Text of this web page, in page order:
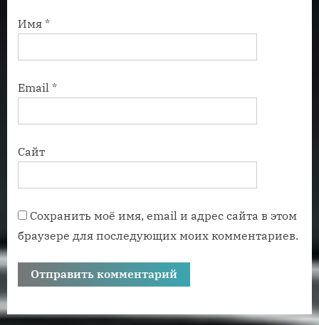
Имя *
Email *
Сайт
Сохранить моё имя, email и адрес сайта в этом
браузере для последующих моих комментариев.